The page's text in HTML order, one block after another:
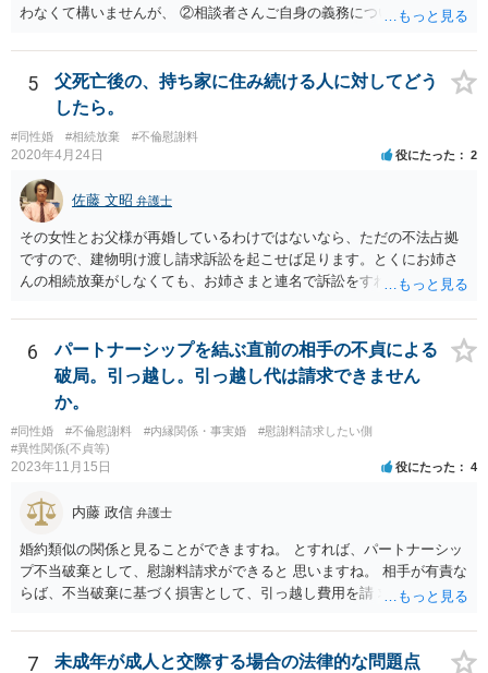
わなくて構いませんが、 ②相談者さんご自身の義務については、契約
いないので何とも言えません。 そもそも、何の義務も負わないなら、
印鑑証明まで用意して推定相続人にサインさせる意味もないような気
がします。 もし何らかの義務を相続放棄しても負う内容だと困ります
ので、契約書の文面を持って、弁護士に相談に行かれることをお勧め
します。
5
父死亡後の、持ち家に住み続ける人に対してどう
したら。
#同性婚 #相続放棄 #不倫慰謝料
2020年4月24日 役にたった 2
佐藤 文昭 弁護士
その女性とお父様が再婚しているわけではないなら、ただの不法占拠
ですので、建物明け渡し請求訴訟を起こせば足ります。とくにお姉さ
んの相続放棄がしなくても、お姉さまと連名で訴訟をすればいいだけ
6
パートナーシップを結ぶ直前の相手の不貞による
破局。引っ越し。引っ越し代は請求できません
か。
#同性婚 #不倫慰謝料 #内縁関係・事実婚
#慰謝料請求したい側
#異性関係(不貞等)
2023年11月15日 役にたった 4
内藤 政信 弁護士
婚約類似の関係と見ることができますね。 とすれば、パートナーシッ
プ不当破棄として、慰謝料請求ができると 思いますね。 相手が有責な
らば、不当破棄に基づく損害として、引っ越し費用を請 求できるよう
7
未成年が成人と交際する場合の法律的な問題点